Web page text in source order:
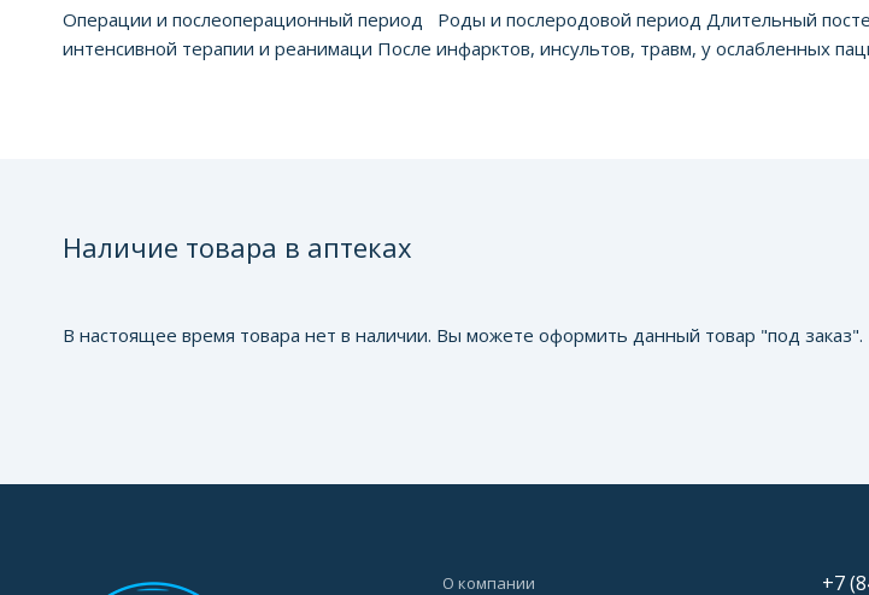
Операции и послеоперационный период Роды и послеродовой период Длительный
интенсивной терапии и реанимаци После инфарктов, инсультов, травм, у ослабленных
Наличие товара в аптеках
В настоящее время товара нет в наличии. Вы можете оформить данный товар "под заказ".
О компании +7